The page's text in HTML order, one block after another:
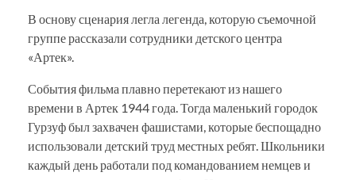
В основу сценария легла легенда, которую съемочной
группе рассказали сотрудники детского центра
«Артек».
События фильма плавно перетекают из нашего
времени в Артек 1944 года. Тогда маленький городок
Гурзуф был захвачен фашистами, которые беспощадно
использовали детский труд местных ребят. Школьники
каждый день работали под командованием немцев и